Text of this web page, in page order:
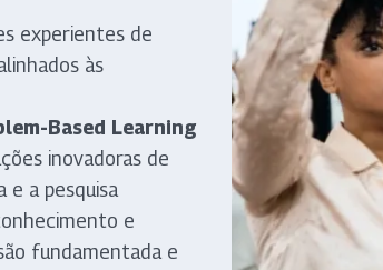
experientes de
às
Based Learning
inovadoras de
e a pesquisa
e
fundamentada e